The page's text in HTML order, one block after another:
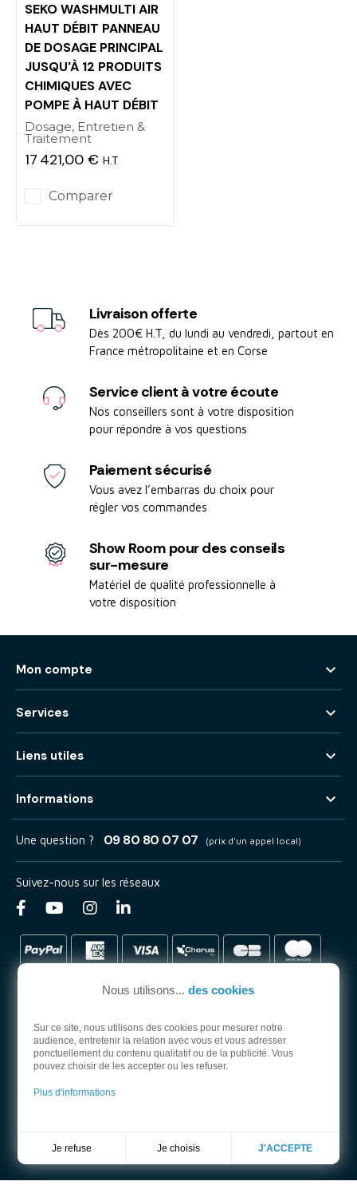
SEKO WASHMULTI AIR
HAUT DÉBIT PANNEAU
DE DOSAGE PRINCIPAL
JUSQU'À 12 PRODUITS
CHIMIQUES AVEC
POMPE À HAUT DÉBIT
Dosage, Entretien &
Traitement
17 421,00 € H.T
Comparer
Livraison offerte
Dès 200€ H.T, du lundi au vendredi, partout en
France métropolitaine et en Corse
Service client à votre écoute
Nos conseillers sont à votre disposition
pour répondre à vos questions
Paiement sécurisé
Vous avez l’embarras du choix pour
régler vos commandes
Show Room pour des conseils
sur-mesure
Matériel de qualité professionnelle à
votre disposition
Mon compte 
Services 
Liens utiles 
Informations 
Nous utilisons... des cookies
Sur ce site, nous utilisons des cookies pour mesurer notre
audience, entretenir la relation avec vous et vous adresser
ponctuellement du contenu qualitatif ou de la publicité. Vous
pouvez choisir de les accepter ou les refuser.
Plus d'informations
Je refuse Je choisis J'ACCEPTE
Une question ? 09 80 80 07 07 (prix d'un appel local)
Suivez-nous sur les réseaux
PARTENAIRE OFFICIEL